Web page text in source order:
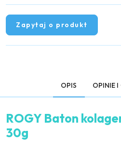
Zapytaj o produkt
OPIS OPINIE
ROGY Baton
30g